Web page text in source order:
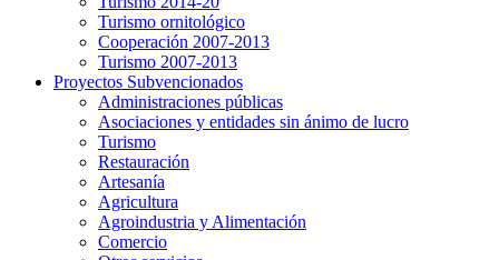
Turismo ornitológico
Cooperación 2007-2013
Turismo 2007-2013
Proyectos Subvencionados
Administraciones públicas
Asociaciones y entidades sin ánimo de lucro
Turismo
Restauración
Artesanía
Agricultura
Agroindustria y Alimentación
Comercio